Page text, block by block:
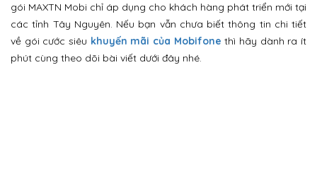
gói MAXTN Mobi chỉ áp dụng cho khách hàng phát triển mới tại
các tỉnh Tây Nguyên. Nếu bạn vẫn chưa biết thông tin chi tiết
về gói cước siêu khuyến mãi của Mobifone thì hãy dành ra ít
phút cùng theo dõi bài viết dưới đây nhé.